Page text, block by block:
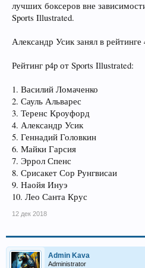
лучших боксеров вне
Sports Illustrated.
Александр Усик занял в рейтинге
Рейтинг p4p от Sports Illustrated:
1. Василий Ломаченко
2. Сауль Альварес
3. Теренс Кроуфорд
4. Александр Усик
5. Геннадий Головкин
6. Майки Гарсия
7. Эррол Спенс
8. Срисакет Сор Рунгвисаи
9. Наойя Инуэ
10. Лео Санта Крус
12 дек 2018
Admin Kava
Administrator